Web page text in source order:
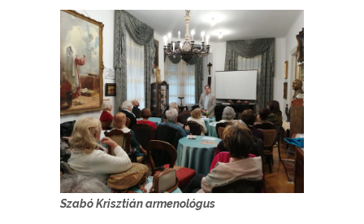
Szabó Krisztián armenológus